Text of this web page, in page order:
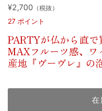
¥2,700 （税抜）
27 ポイント
PARTYが仏から直
MAXフルーツ感、ワ
産地『ヴーヴレ』の
在